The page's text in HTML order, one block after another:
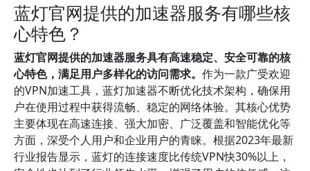
蓝灯官网提供的加速器服务有哪些核
心特色？
蓝灯官网提供的加速器服务具有高速稳定、安全可靠的核
心特色，满足用户多样化的访问需求。 作为一款广受欢迎
的VPN加速工具，蓝灯加速器不断优化技术架构，确保用
户在使用过程中获得流畅、稳定的网络体验。其核心优势
主要体现在高速连接、强大加密、广泛覆盖和智能优化等
方面，深受个人用户和企业用户的青睐。根据2023年最新
行业报告显示，蓝灯的连接速度比传统VPN快30%以上，